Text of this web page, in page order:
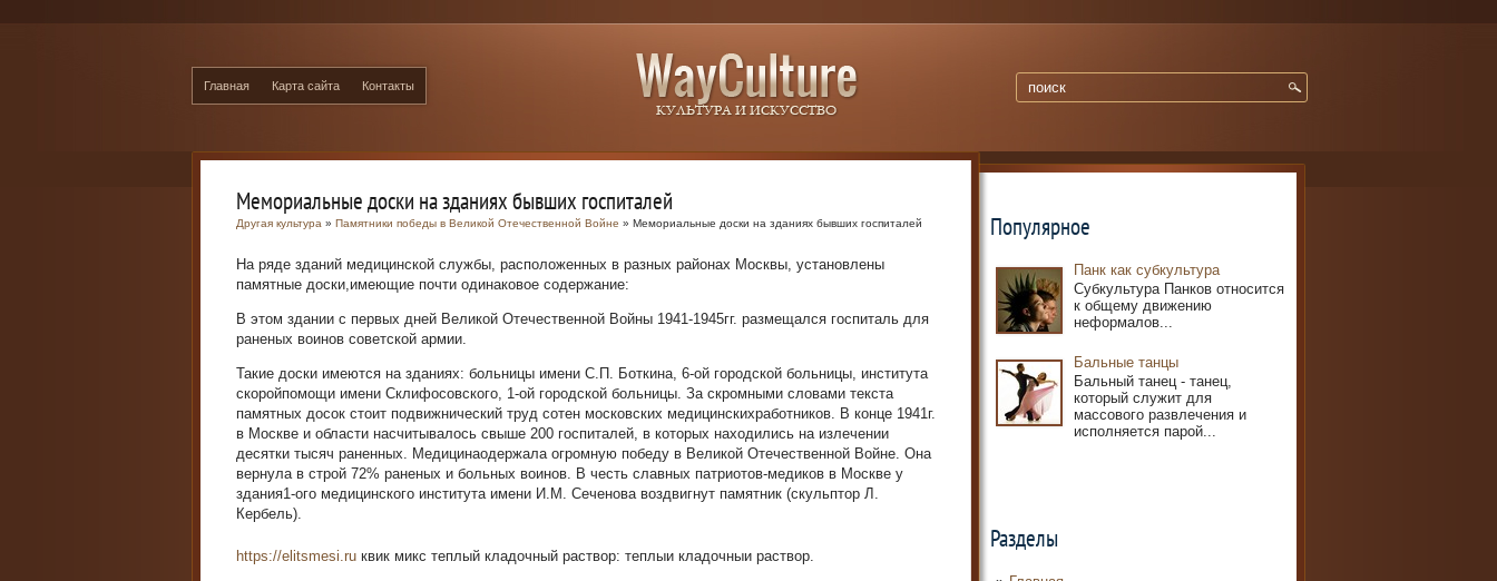
Главная Карта сайта Контакты
Популярное
Панк как субкультура
Субкультура Панков относится
к общему движению
неформалов...
Бальные танцы
Бальный танец - танец,
который служит для
массового развлечения и
исполняется парой...
Разделы
Мемориальные доски на зданиях бывших госпиталей
Другая культура » Памятники победы в Великой Отечественной Войне » Мемориальные доски на зданиях бывших госпиталей
На ряде зданий медицинской службы, расположенных в разных районах Москвы, установлены
памятные доски,имеющие почти одинаковое содержание:
В этом здании с первых дней Великой Отечественной Войны 1941-1945гг. размещался госпиталь для
раненых воинов советской армии.
Такие доски имеются на зданиях: больницы имени С.П. Боткина, 6-ой городской больницы, института
скоройпомощи имени Склифосовского, 1-ой городской больницы. За скромными словами текста
памятных досок стоит подвижнический труд сотен московских медицинскихработников. В конце 1941г.
в Москве и области насчитывалось свыше 200 госпиталей, в которых находились на излечении
десятки тысяч раненных. Медицинаодержала огромную победу в Великой Отечественной Войне. Она
вернула в строй 72% раненых и больных воинов. В честь славных патриотов-медиков в Москве у
здания1-ого медицинского института имени И.М. Сеченова воздвигнут памятник (скульптор Л.
Кербель).
https://elitsmesi.ru квик микс теплый кладочный раствор: теплыи кладочныи раствор.